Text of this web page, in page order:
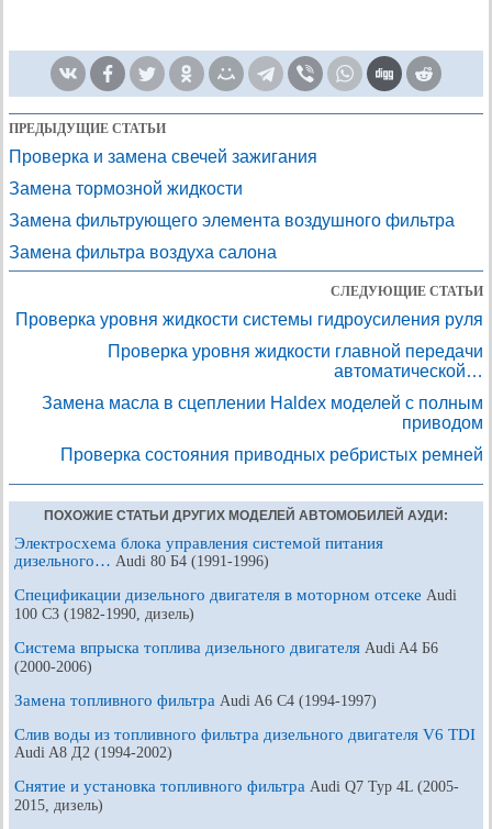
ПРЕДЫДУЩИЕ СТАТЬИ
Проверка и замена свечей зажигания
Замена тормозной жидкости
Замена фильтрующего элемента воздушного фильтра
Замена фильтра воздуха салона
СЛЕДУЮЩИЕ СТАТЬИ
Проверка уровня жидкости системы гидроусиления руля
Проверка уровня жидкости главной передачи
автоматической…
Замена масла в сцеплении Haldex моделей с полным
приводом
Проверка состояния приводных ребристых ремней
ПОХОЖИЕ СТАТЬИ ДРУГИХ МОДЕЛЕЙ АВТОМОБИЛЕЙ АУДИ:
Электросхема блока управления системой питания
дизельного… Audi 80 Б4 (1991-1996)
Спецификации дизельного двигателя в моторном отсеке Audi
100 С3 (1982-1990, дизель)
Система впрыска топлива дизельного двигателя Audi A4 Б6
(2000-2006)
Замена топливного фильтра Audi A6 С4 (1994-1997)
Слив воды из топливного фильтра дизельного двигателя V6 TDI
Audi A8 Д2 (1994-2002)
Снятие и установка топливного фильтра Audi Q7 Typ 4L (2005-
2015, дизель)